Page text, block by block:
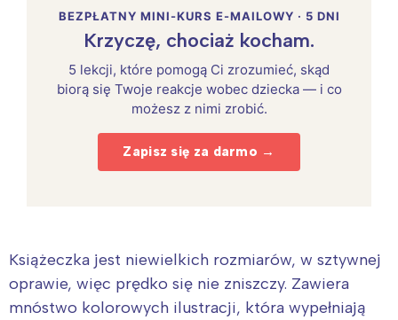
BEZPŁATNY MINI-KURS E-MAILOWY · 5 DNI
Krzyczę, chociaż kocham.
5 lekcji, które pomogą Ci zrozumieć, skąd
biorą się Twoje reakcje wobec dziecka — i co
możesz z nimi zrobić.
Zapisz się za darmo →
Książeczka jest niewielkich rozmiarów, w sztywnej
oprawie, więc prędko się nie zniszczy. Zawiera
mnóstwo kolorowych ilustracji, która wypełniają